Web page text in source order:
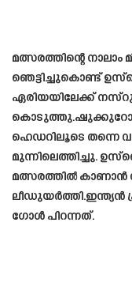
മത്സരത്തിന്റെ നാലാം
ഞെട്ടിച്ചുകൊണ്ട്
ഏരിയയിലേക്ക്
ഹെഡറിലൂടെ തന്നെ
മുന്നിലെത്തിച്ചു.
മത്സരത്തിൽ കാണാൻ
ലീഡുയർത്തി.ഇന്ത്യൻ
ഗോൾ പിറന്നത്.